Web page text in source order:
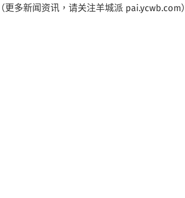
多新闻资讯，请关注羊城派 pai.ycwb.com）